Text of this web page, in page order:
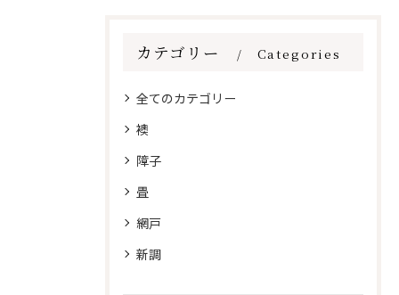
カテゴリー Categories
全てのカテゴリー
襖
障子
畳
網戸
新調